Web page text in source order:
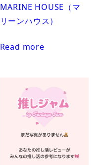
MARINE HOUSE（マ
リーンハウス）
Read more